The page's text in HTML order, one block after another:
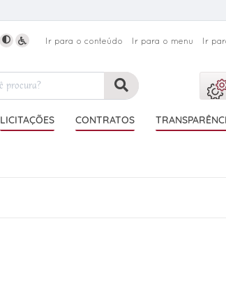
Ir para o conteúdo Ir para o menu Ir
LICITAÇÕES CONTRATOS